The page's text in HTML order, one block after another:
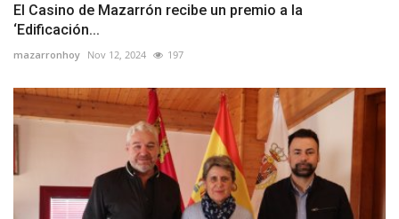
El Casino de Mazarrón recibe un premio a la
‘Edificación...
mazarronhoy Nov 12, 2024 197